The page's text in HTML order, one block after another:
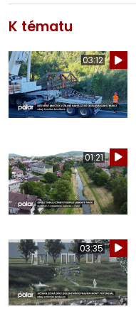
K tématu
03:12
01:21
03:35